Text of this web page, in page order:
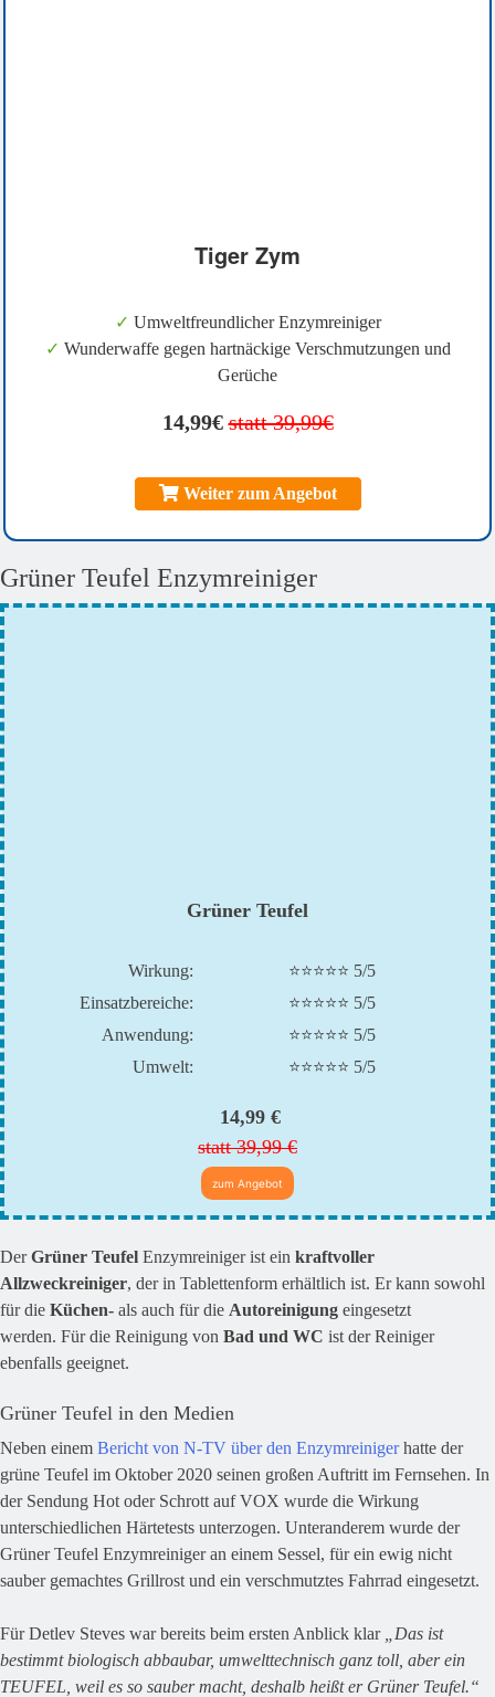
Tiger Zym
✓ Umweltfreundlicher Enzymreiniger
✓ Wunderwaffe gegen hartnäckige Verschmutzungen und
Gerüche
14,99€ statt 39,99€
Weiter zum Angebot
Grüner Teufel Enzymreiniger
Grüner Teufel
Wirkung:
⭐⭐⭐⭐⭐ 5/5
Einsatzbereiche:
⭐⭐⭐⭐⭐ 5/5
Anwendung:
⭐⭐⭐⭐⭐ 5/5
Umwelt:
⭐⭐⭐⭐⭐ 5/5
14,99 €
statt 39,99 €
zum Angebot
DerGrüner Teufel Enzymreiniger ist ein kraftvoller
Allzweckreiniger, der in Tablettenform erhältlich ist. Er kann sowohl
für die Küchen- als auch für die Autoreinigung eingesetzt
werden. Für die Reinigung von Bad und WC ist der Reiniger
ebenfalls geeignet.
Grüner Teufel in den Medien
Neben einem Bericht von N-TV über den Enzymreinigerhatte der
grüne Teufel im Oktober 2020 seinen großen Auftritt im Fernsehen. In
der Sendung Hot oder Schrott auf VOX wurde die Wirkung
unterschiedlichen Härtetests unterzogen. Unteranderem wurde der
Grüner Teufel Enzymreiniger an einem Sessel, für ein ewig nicht
sauber gemachtes Grillrost und ein verschmutztes Fahrrad eingesetzt.
Für Detlev Steves war bereits beim ersten Anblick klar
„Das ist
bestimmt biologisch abbaubar, umwelttechnisch ganz toll, aber ein
TEUFEL, weil es so sauber macht, deshalb heißt er Grüner Teufel.“